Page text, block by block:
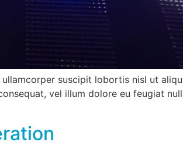
suscipit lobortis nisl ut
vel illum dolore eu feugiat